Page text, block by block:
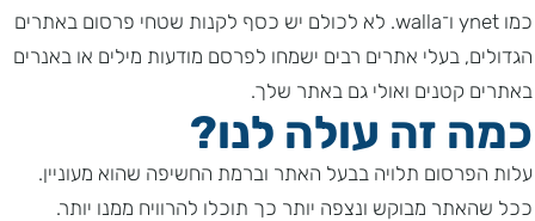
כמו ynet ו־walla. לא לכולם יש כסף לקנות שטחי פרסום באתרים
הגדולים, בעלי אתרים רבים ישמחו לפרסם מודעות מילים או באנרים
באתרים קטנים ואולי גם באתר שלך.
כמה זה עולה לנו?
עלות הפרסום תלויה בבעל האתר וברמת החשיפה שהוא מעוניין.
ככל שהאתר מבוקש ונצפה יותר כך תוכלו להרוויח ממנו יותר.